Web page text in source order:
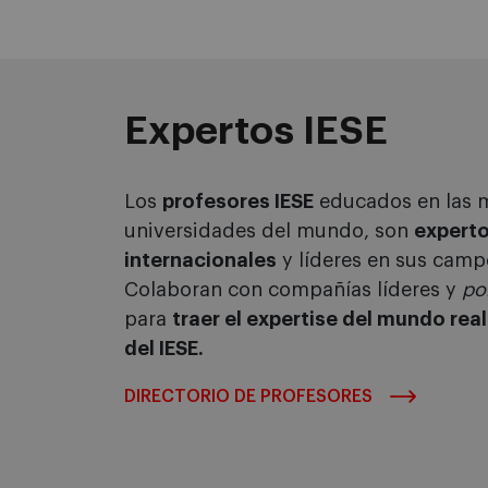
Expertos IESE
Los profesores IESE educados en las
universidades del mundo, son
internacionales y líderes en sus
Colaboran con compañías líderes y
para traer el expertise del mundo
del IESE.
DIRECTORIO DE PROFESORES